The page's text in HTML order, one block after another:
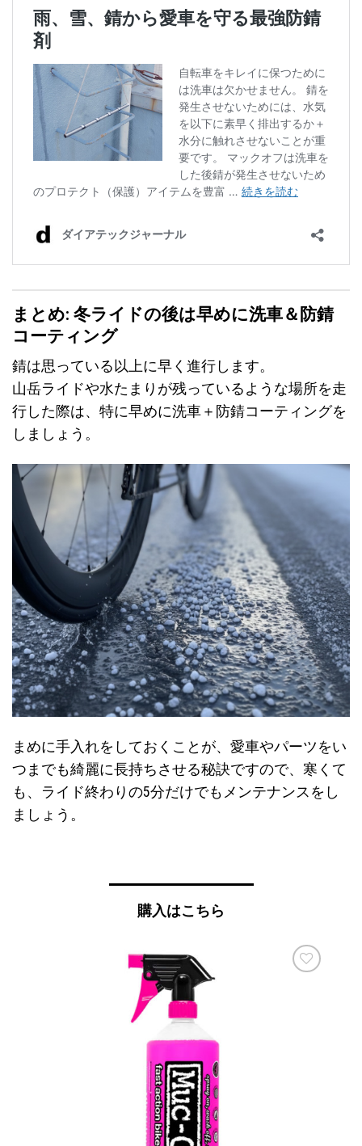
まとめ: 冬ライドの後は早めに洗車＆防錆
コーティング
錆は思っている以上に早く進行します。
山岳ライドや水たまりが残っているような場所を走
行した際は、特に早めに洗車＋防錆コーティングを
しましょう。
まめに手入れをしておくことが、愛車やパーツをい
つまでも綺麗に長持ちさせる秘訣ですので、寒くて
も、ライド終わりの5分だけでもメンテナンスをし
ましょう。
購入はこちら